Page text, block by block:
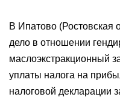
В Ипатово (Ростовская
дело в отношении
маслоэкстракционный
уплаты налога на
налоговой декларации